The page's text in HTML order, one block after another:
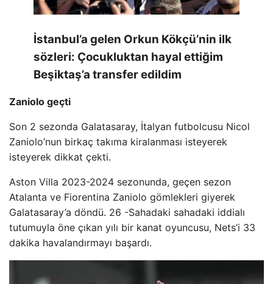
İstanbul’a gelen Orkun Kökçü’nin ilk
sözleri: Çocukluktan hayal ettiğim
Beşiktaş’a transfer edildim
Zaniolo geçti
Son 2 sezonda Galatasaray, İtalyan futbolcusu Nicol
Zaniolo’nun birkaç takıma kiralanması isteyerek
isteyerek dikkat çekti.
Aston Villa 2023-2024 sezonunda, geçen sezon
Atalanta ve Fiorentina Zaniolo gömlekleri giyerek
Galatasaray’a döndü. 26 -Sahadaki sahadaki iddialı
tutumuyla öne çıkan yılı bir kanat oyuncusu, Nets’i 33
dakika havalandırmayı başardı.